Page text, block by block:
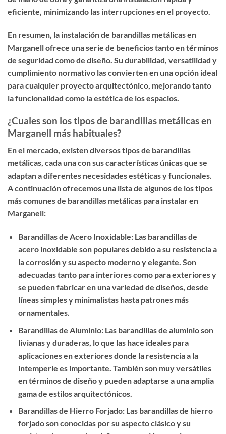
eficiente, minimizando las interrupciones en el proyecto.
En resumen, la instalación de barandillas metálicas en
Marganell ofrece una serie de beneficios tanto en términos
de seguridad como de diseño. Su durabilidad, versatilidad y
cumplimiento normativo las convierten en una opción ideal
para cualquier proyecto arquitectónico, mejorando tanto
la funcionalidad como la estética de los espacios.
¿Cuales son los tipos de barandillas metálicas en
Marganell más habituales?
En el mercado, existen diversos tipos de barandillas
metálicas, cada una con sus características únicas que se
adaptan a diferentes necesidades estéticas y funcionales.
A continuación ofrecemos una lista de algunos de los tipos
más comunes de barandillas metálicas para instalar en
Marganell:
Barandillas de Acero Inoxidable: Las barandillas de
acero inoxidable son populares debido a su resistencia a
la corrosión y su aspecto moderno y elegante. Son
adecuadas tanto para interiores como para exteriores y
se pueden fabricar en una variedad de diseños, desde
líneas simples y minimalistas hasta patrones más
ornamentales.
Barandillas de Aluminio: Las barandillas de aluminio son
livianas y duraderas, lo que las hace ideales para
aplicaciones en exteriores donde la resistencia a la
intemperie es importante. También son muy versátiles
en términos de diseño y pueden adaptarse a una amplia
gama de estilos arquitectónicos.
Barandillas de Hierro Forjado: Las barandillas de hierro
forjado son conocidas por su aspecto clásico y su